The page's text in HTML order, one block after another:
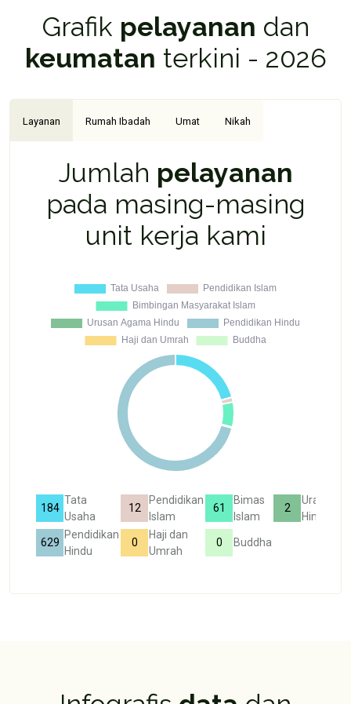
Grafik pelayanan dan
keumatan terkini - 2026
Layanan Rumah Ibadah Umat Nikah
Jumlah pelayanan
pada masing-masing
unit kerja kami
184
Tata
Usaha
12
Pendidikan
Islam
61
Bimas
Islam
2
Ura
Hindu
629
Pendidikan
Hindu
0
Haji dan
Umrah
0 Buddha